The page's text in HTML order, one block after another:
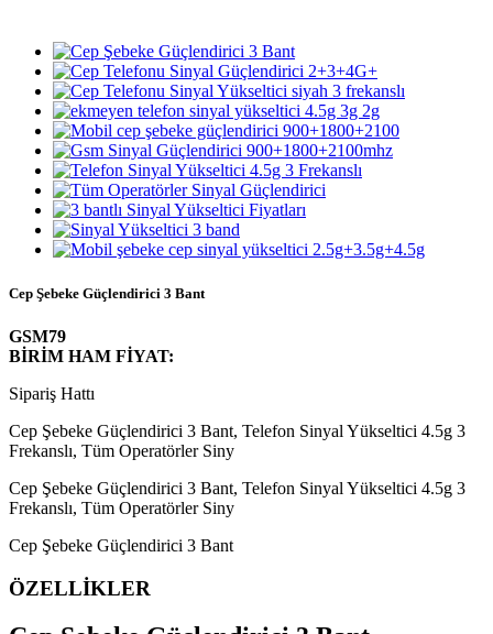
Cep Şebeke Güçlendirici 3 Bant
GSM79
BİRİM HAM FİYAT:
Sipariş Hattı
Cep Şebeke Güçlendirici 3 Bant, Telefon Sinyal Yükseltici 4.5g 3
Frekanslı, Tüm Operatörler Siny
Cep Şebeke Güçlendirici 3 Bant, Telefon Sinyal Yükseltici 4.5g 3
Frekanslı, Tüm Operatörler Siny
Cep Şebeke Güçlendirici 3 Bant
ÖZELLİKLER